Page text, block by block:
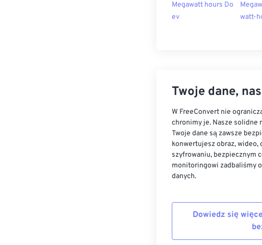
Megawatt hours Do
ev
watt-
Twoje dane,
W FreeConvert nie
chronimy je. Nasze solidne
Twoje dane są zawsze
konwertujesz obraz, wideo,
szyfrowaniu, bezpiecznym
monitoringowi zadbaliśmy
danych.
Dowiedz się